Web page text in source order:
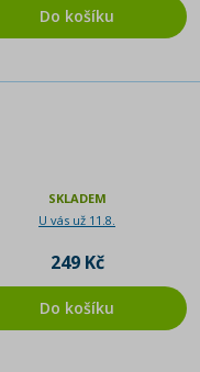
Do košíku
SKLADEM
U vás už 11.8.
249 Kč
Do košíku